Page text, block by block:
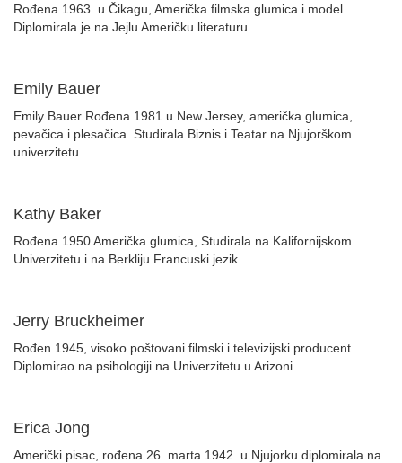
Rođena 1963. u Čikagu, Američka filmska glumica i model.
Diplomirala je na Jejlu Američku literaturu.
Emily Bauer
Emily Bauer Rođena 1981 u New Jersey, američka glumica,
pevačica i plesačica. Studirala Biznis i Teatar na Njujorškom
univerzitetu
Kathy Baker
Rođena 1950 Američka glumica, Studirala na Kalifornijskom
Univerzitetu i na Berkliju Francuski jezik
Jerry Bruckheimer
Rođen 1945, visoko poštovani filmski i televizijski producent.
Diplomirao na psihologiji na Univerzitetu u Arizoni
Erica Jong
Američki pisac, rođena 26. marta 1942. u Njujorku diplomirala na